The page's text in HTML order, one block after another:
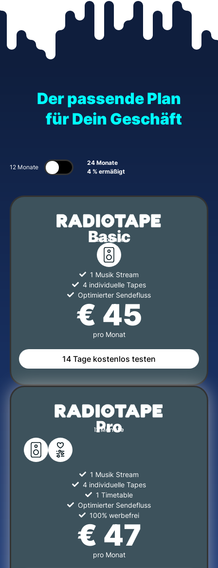
Der passende Plan
für Dein Geschäft
12 Monate
24 Monate
4 % ermäßigt
Basic
12 Monate
1 Musik Stream
4 individuelle Tapes
Optimierter Sendefluss
€ 45
pro Monat
14 Tage kostenlos testen
Pro
12 Monate
1 Musik Stream
4 individuelle Tapes
1 Timetable
Optimierter Sendefluss
100% werbefrei
€ 47
pro Monat